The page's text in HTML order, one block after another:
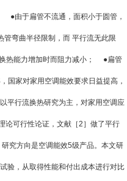
●由于扁管不流通，面积小于圆管，
弯曲半径限制，而 平行流无此限
热能力增加时而阻力减小； ●扁管
家对家用空调能效要求日益提高，
平行流换热研究为主，对家用空调应
论可行性论证，文献［2］做了平行
究方向是空调能效5级产品。本文研
验，从取得性能和付出成本进行对比